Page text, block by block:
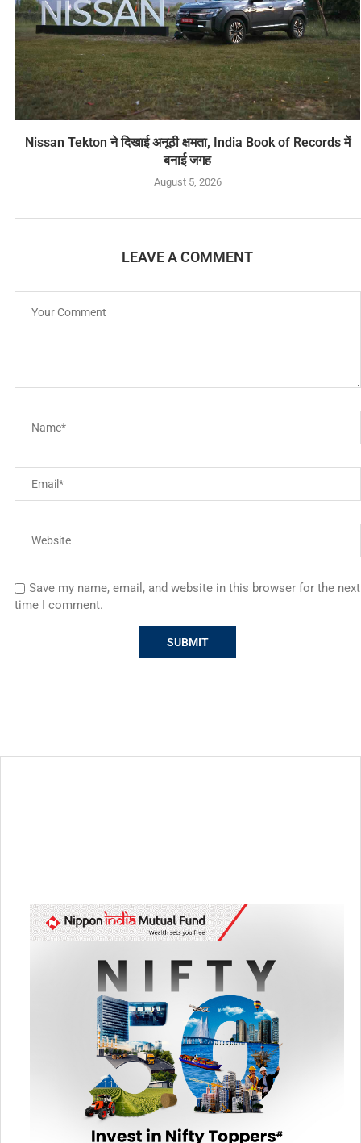
Nissan Tekton ने दिखाई अनूठी क्षमता, India Book of Records में
बनाई जगह
August 5, 2026
LEAVE A COMMENT
Save my name, email, and website in this browser for the next
time I comment.